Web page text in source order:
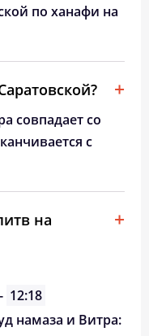
по ханафи на
совпадает со
с
на
- 12:18
намаза и Витра: